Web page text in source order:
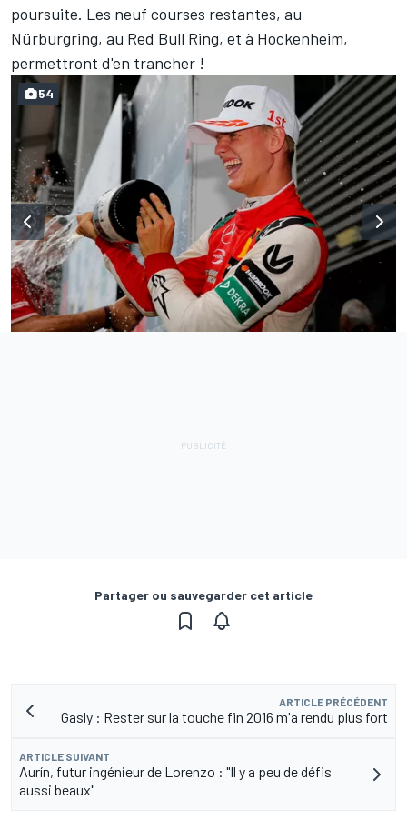
poursuite. Les neuf courses restantes, au
Nürburgring, au Red Bull Ring, et à Hockenheim,
permettront d'en trancher !
54
Partager ou sauvegarder cet article
ARTICLE PRÉCÉDENT
Gasly : Rester sur la touche fin 2016 m'a rendu plus fort
ARTICLE SUIVANT
Aurín, futur ingénieur de Lorenzo : "Il y a peu de défis
aussi beaux"